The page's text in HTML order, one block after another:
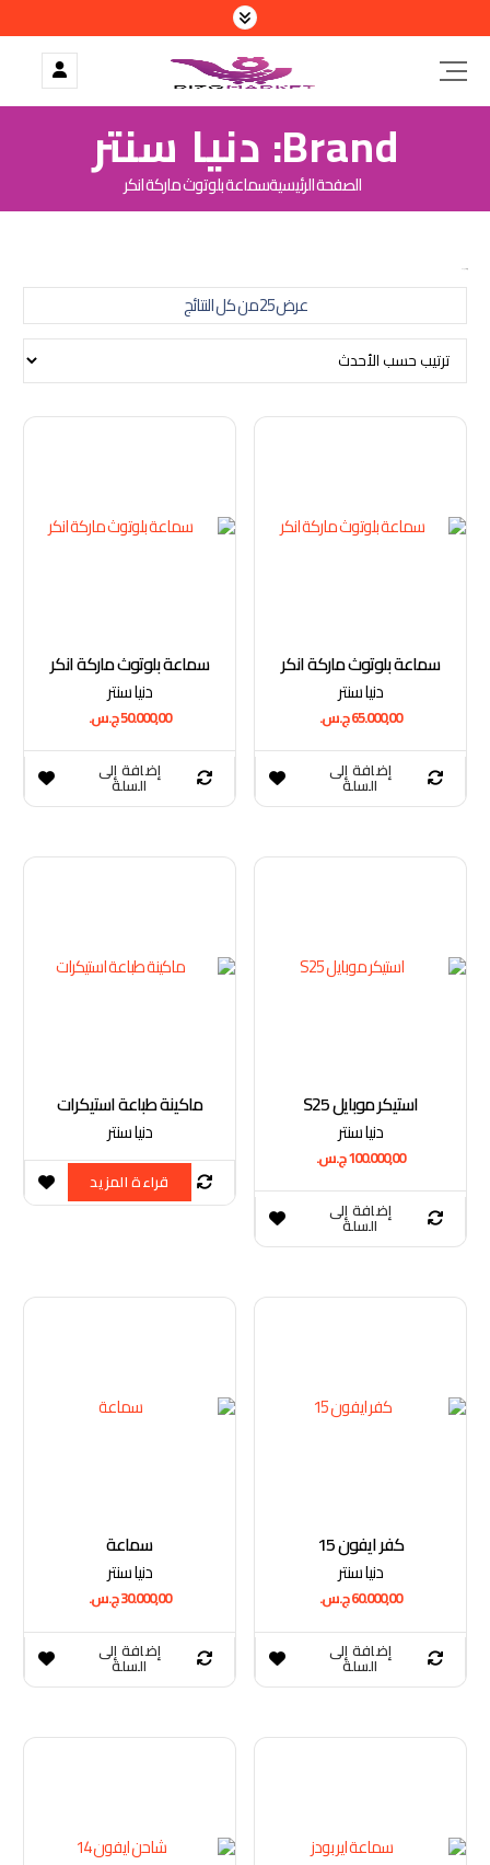
ل
و
ا
Brand: دنيا سنتر الصفحة الرئيسيةسماعة بلوتوث ماركة انكر
عرض ⁦25⁩ من كل النتائج
م
ا
ف
ز
ل
أ
سماعة بلوتوث ماركة انكر
دنيا سنتر
65.000,00ج.س.
إضافة إلى
السلة
سماعة بلوتوث ماركة انكر
دنيا سنتر
50.000,00ج.س.
إضافة إلى
السلة
استيكر موبايل S25
دنيا سنتر
100.000,00ج.س.
إضافة إلى
السلة
ماكينة طباعة استيكرات
دنيا سنتر
قراءة المزيد
كفر ايفون 15
دنيا سنتر
60.000,00ج.س.
إضافة إلى
السلة
سماعة
دنيا سنتر
30.000,00ج.س.
إضافة إلى
السلة